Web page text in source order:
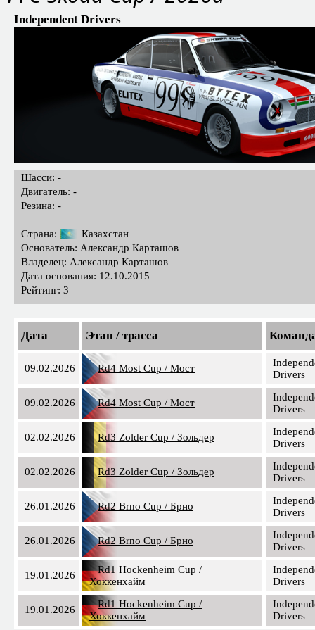
Independent Drivers
Шасси: -
Двигатель: -
Резина: -
Страна:
Казахстан
Основатель: Александр Карташов
Владелец: Александр Карташов
Дата основания: 12.10.2015
Рейтинг: 3
Дата Этап / трасса
09.02.2026 Rd4 Most Cup / Мост
Drivers
09.02.2026 Rd4 Most Cup / Мост
Drivers
02.02.2026 Rd3 Zolder Cup / Зольдер
Drivers
02.02.2026 Rd3 Zolder Cup / Зольдер
Drivers
26.01.2026 Rd2 Brno Cup / Брно
Drivers
26.01.2026 Rd2 Brno Cup / Брно
Drivers
19.01.2026
Rd1 Hockenheim Cup /
Хоккенхайм
Drivers
19.01.2026
Rd1 Hockenheim Cup /
Хоккенхайм
Drivers